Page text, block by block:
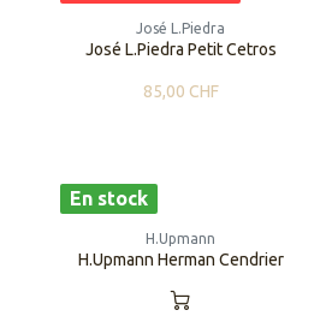
José L.Piedra
José L.Piedra Petit Cetros
85,00 CHF
En stock
H.Upmann
H.Upmann Herman Cendrier